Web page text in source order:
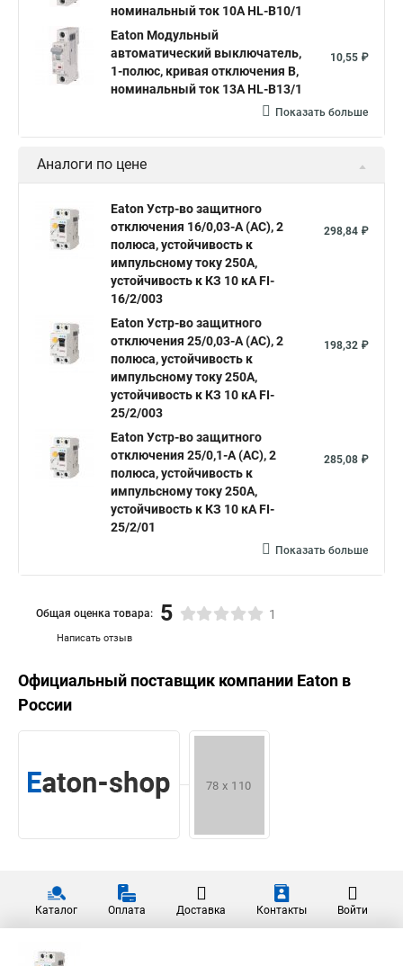
номинальный ток 10А HL-B10/1
Eaton Модульный
автоматический выключатель,
1-полюс, кривая отключения B,
номинальный ток 13А HL-B13/1
10,55 ₽
Показать больше
Аналоги по цене
Eaton Устр-во защитного
отключения 16/0,03-А (AC), 2
полюса, устойчивость к
импульсному току 250А,
устойчивость к КЗ 10 кА FI-
16/2/003
298,84 ₽
Eaton Устр-во защитного
отключения 25/0,03-А (AC), 2
полюса, устойчивость к
импульсному току 250А,
устойчивость к КЗ 10 кА FI-
25/2/003
198,32 ₽
Eaton Устр-во защитного
отключения 25/0,1-А (AC), 2
полюса, устойчивость к
импульсному току 250А,
устойчивость к КЗ 10 кА FI-
25/2/01
285,08 ₽
Показать больше
Написать отзыв
Общая оценка товара: 5 1
Официальный поставщик компании Eaton в
России
Каталог Оплата Доставка Контакты Войти